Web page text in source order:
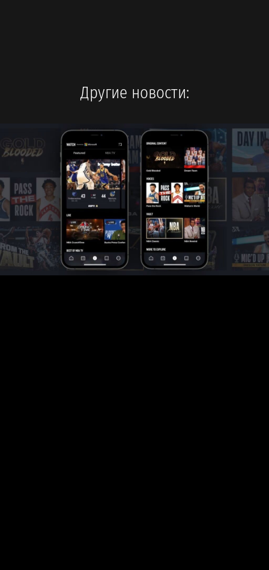
Другие новости: